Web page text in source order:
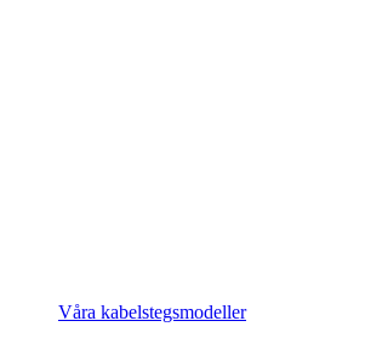
Våra kabelstegsmodeller